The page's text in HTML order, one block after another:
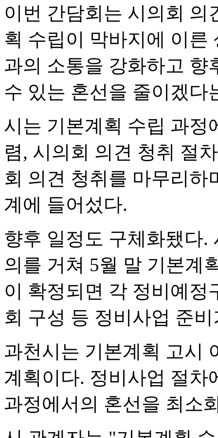
이번 간담회는 시의회 의
획 수립이 막바지에 이른
과의 소통을 강화하고 향
수 있는 혼선을 줄이겠다
시는 기본계획 수립 과정
렴, 시의회 의견 청취 절
회 의견 청취를 마무리하
계에 들어섰다.
향후 일정도 구체화됐다.
의를 거쳐 5월 말 기본계
이 확정되면 각 정비예
회 구성 등 정비사업 준
과천시는 기본계획 고시
계획이다. 정비사업 절차
과정에서의 혼선을 최소